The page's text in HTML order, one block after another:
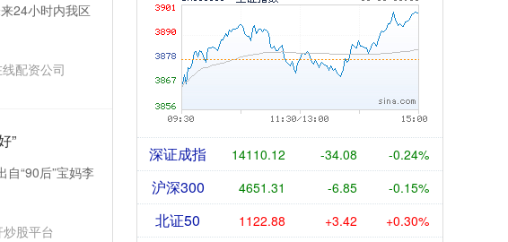
24小时内我区
配资公司
”
“90后”宝妈李
股平台
深证成指 14110.12 -34.08 -0.24%
沪深300 4651.31 -6.85 -0.15%
北证50 1122.88 +3.42 +0.30%